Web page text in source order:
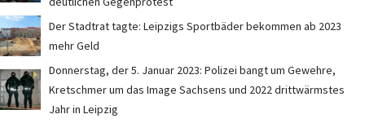
Der Stadtrat tagte: Leipzigs Sportbäder bekommen ab 2023
mehr Geld
Donnerstag, der 5. Januar 2023: Polizei bangt um Gewehre,
Kretschmer um das Image Sachsens und 2022 drittwärmstes
Jahr in Leipzig